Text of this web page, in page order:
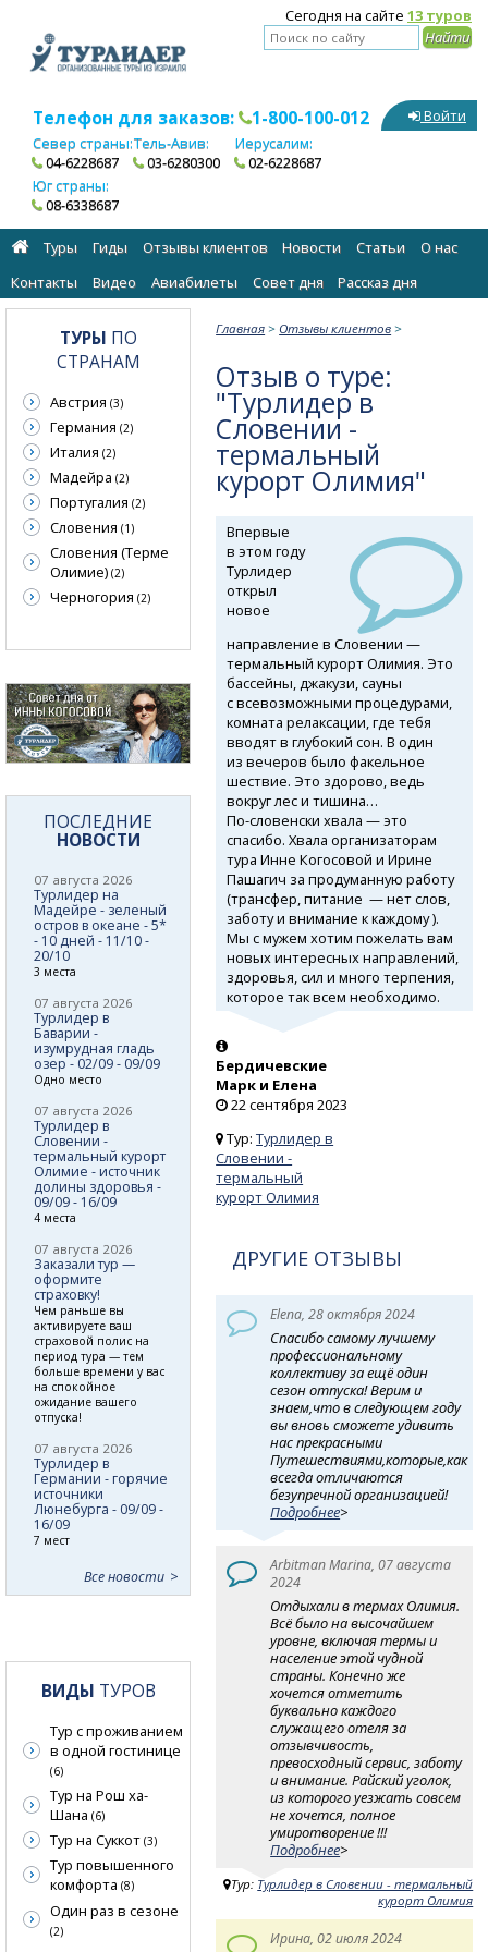
Сегодня на сайте 13 туров
Телефон для заказов: 1-800-100-012
Север страны:
04-6228687
Тель-Авив:
03-6280300
Иерусалим:
02-6228687
Юг страны:
08-6338687
Войти
Туры Гиды Отзывы клиентов Новости Статьи
О нас
Контакты
Видео Авиабилеты Cовет дня Рассказ дня
Главная > Отзывы клиентов >
Отзыв о туре:
"Турлидер в
Словении -
термальный
курорт Олимия"
Впервые
в этом году
Турлидер
открыл
новое
направление в Словении —
термальный курорт Олимия. Это
бассейны, джакузи, сауны
с всевозможными процедурами,
комната релаксации, где тебя
вводят в глубокий сон. В один
из вечеров было факельное
шествие. Это здорово, ведь
вокруг лес и тишина…
По-словенски хвала — это
спасибо. Хвала организаторам
тура Инне Когосовой и Ирине
Пашагич за продуманную работу
(трансфер, питание — нет слов,
заботу и внимание к каждому ).
Мы с мужем хотим пожелать вам
новых интересных направлений,
здоровья, сил и много терпения,
которое так всем необходимо.
Бердичевские
Марк и Елена
22 сентября 2023
Тур:Турлидер в
Словении -
термальный
курорт Олимия
ДРУГИЕ ОТЗЫВЫ
Elena, 28 октября 2024
Спасибо самому лучшему
профессиональному
коллективу за ещё один
сезон отпуска! Верим и
знаем,что в следующем году
вы вновь сможете удивить
нас прекрасными
Путешествиями,которые,как
всегда отличаются
безупречной организацией!
Подробнее>
Arbitman Marina, 07 августа
2024
Отдыхали в термах Олимия.
Всё было на высочайшем
уровне, включая термы и
население этой чудной
страны. Конечно же
хочется отметить
буквально каждого
служащего отеля за
отзывчивость,
превосходный сервис, заботу
и внимание. Райский уголок,
из которого уезжать совсем
не хочется, полное
умиротворение !!!
Подробнее>
Тур: Турлидер в Словении - термальный
курорт Олимия
Ирина, 02 июля 2024
ТУРЫ ПО
СТРАНАМ
Австрия (3)
Германия (2)
Италия (2)
Мадейра (2)
Португалия (2)
Словения (1)
Словения (Терме
Олимие) (2)
Черногория (2)
ПОСЛЕДНИЕ
НОВОСТИ
07 августа 2026
Турлидер на
Мадейре - зеленый
остров в океане - 5*
- 10 дней - 11/10 -
20/10
3 места
07 августа 2026
Турлидер в
Баварии -
изумрудная гладь
озер - 02/09 - 09/09
Одно место
07 августа 2026
Турлидер в
Словении -
термальный курорт
Олимие - источник
долины здоровья -
09/09 - 16/09
4 места
07 августа 2026
Заказали тур —
оформите
страховку!
Чем раньше вы
активируете ваш
страховой полис на
период тура — тем
больше времени у вас
на спокойное
ожидание вашего
отпуска!
07 августа 2026
Турлидер в
Германии - горячие
источники
Люнебурга - 09/09 -
16/09
7 мест
Все новости
ВИДЫ ТУРОВ
Тур с проживанием
в одной гостинице
(6)
Тур на Рош ха-
Шана (6)
Тур на Суккот (3)
Тур повышенного
комфорта (8)
Один раз в сезоне
(2)